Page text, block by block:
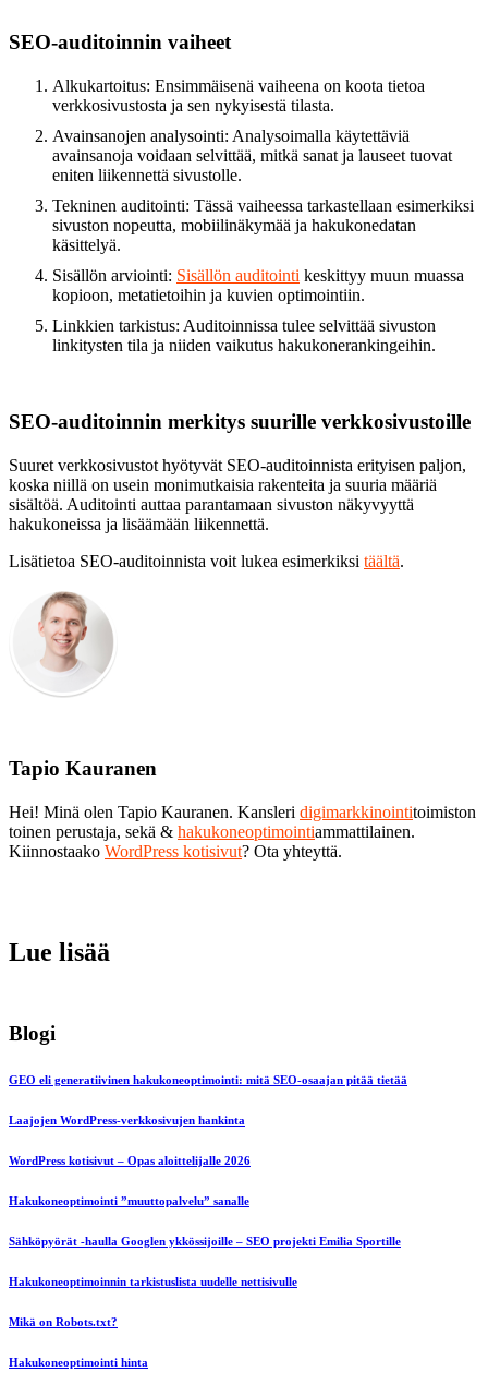
SEO-auditoinnin vaiheet
Alkukartoitus: Ensimmäisenä vaiheena on koota tietoa
verkkosivustosta ja sen nykyisestä tilasta.
Avainsanojen analysointi: Analysoimalla käytettäviä
avainsanoja voidaan selvittää, mitkä sanat ja lauseet tuovat
eniten liikennettä sivustolle.
Tekninen auditointi: Tässä vaiheessa tarkastellaan esimerkiksi
sivuston nopeutta, mobiilinäkymää ja hakukonedatan
käsittelyä.
Sisällön arviointi: Sisällön auditointi keskittyy muun muassa
kopioon, metatietoihin ja kuvien optimointiin.
Linkkien tarkistus: Auditoinnissa tulee selvittää sivuston
linkitysten tila ja niiden vaikutus hakukonerankingeihin.
SEO-auditoinnin merkitys suurille verkkosivustoille
Suuret verkkosivustot hyötyvät SEO-auditoinnista erityisen paljon,
koska niillä on usein monimutkaisia rakenteita ja suuria määriä
sisältöä. Auditointi auttaa parantamaan sivuston näkyvyyttä
hakukoneissa ja lisäämään liikennettä.
Lisätietoa SEO-auditoinnista voit lukea esimerkiksi täältä.
Tapio Kauranen
Hei! Minä olen Tapio Kauranen. Kansleri digimarkkinointitoimiston
toinen perustaja, sekä & hakukoneoptimointiammattilainen.
Kiinnostaako WordPress kotisivut? Ota yhteyttä.
Lue lisää
Blogi
GEO eli generatiivinen hakukoneoptimointi: mitä SEO-osaajan pitää tietää
Laajojen WordPress-verkkosivujen hankinta
WordPress kotisivut – Opas aloittelijalle 2026
Hakukoneoptimointi ”muuttopalvelu” sanalle
Sähköpyörät -haulla Googlen ykkössijoille – SEO projekti Emilia Sportille
Hakukoneoptimoinnin tarkistuslista uudelle nettisivulle
Mikä on Robots.txt?
Hakukoneoptimointi hinta